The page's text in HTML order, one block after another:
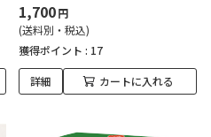
1,700円
(送料別・税込)
獲得ポイント : 17
詳細 カートに入れる